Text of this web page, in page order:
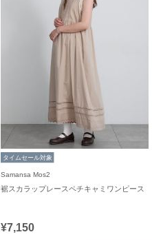
タイムセール対象
Samansa Mos2
裾スカラップレースペチキャミワンピース
¥7,150